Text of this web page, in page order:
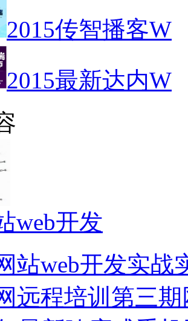
2015传智播客W
2015最新达内W
web开发
站web开发实战
远程培训第三期